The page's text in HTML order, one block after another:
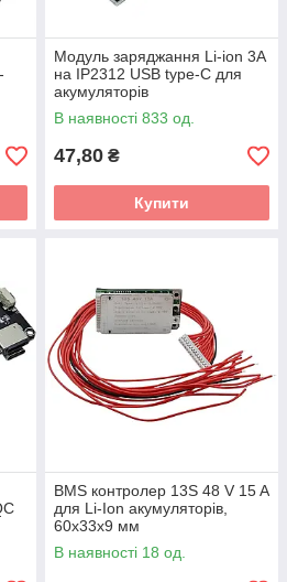
Модуль заряджання Li-ion 3A
на IP2312 USB type-C для
акумуляторів
В наявності 833 од.
47,80 ₴
Купити
BMS контролер 13S 48 V 15 A
для Li-Ion акумуляторів,
60x33x9 мм
В наявності 18 од.